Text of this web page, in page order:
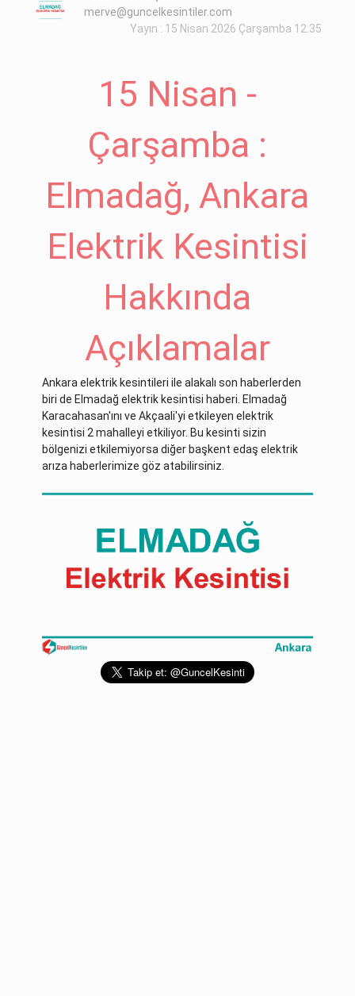
merve@guncelkesintiler.com
Yayın : 15 Nisan 2026 Çarşamba 12:35
15 Nisan -
Çarşamba :
Elmadağ, Ankara
Elektrik Kesintisi
Hakkında
Açıklamalar
Ankara elektrik kesintileri ile alakalı son haberlerden
biri de Elmadağ elektrik kesintisi haberi. Elmadağ
Karacahasan'ını ve Akçaali'yi etkileyen elektrik
kesintisi 2 mahalleyi etkiliyor. Bu kesinti sizin
bölgenizi etkilemiyorsa diğer başkent edaş elektrik
arıza haberlerimize göz atabilirsiniz.